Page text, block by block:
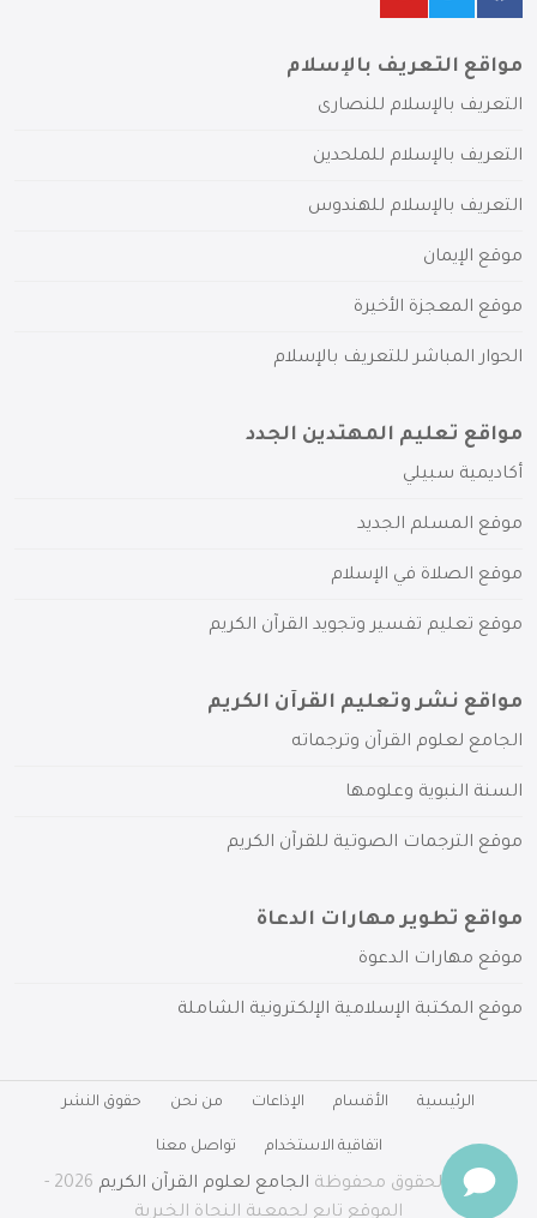
مواقع التعريف بالإسلام
التعريف بالإسلام للنصارى
التعريف بالإسلام للملحدين
التعريف بالإسلام للهندوس
موقع الإيمان
موقع المعجزة الأخيرة
الحوار المباشر للتعريف بالإسلام
مواقع تعليم المهتدين الجدد
أكاديمية سبيلي
موقع المسلم الجديد
موقع الصلاة في الإسلام
موقع تعليم تفسير وتجويد القرآن الكريم
مواقع نشر وتعليم القرآن الكريم
الجامع لعلوم القرآن وترجماته
السنة النبوية وعلومها
موقع الترجمات الصوتية للقرآن الكريم
مواقع تطوير مهارات الدعاة
موقع مهارات الدعوة
موقع المكتبة الإسلامية الإلكترونية الشاملة
الرئيسية الأقسام الإذاعات من نحن حقوق النشر
اتفاقية الاستخدام تواصل معنا
جميع الحقوق محفوظة الجامع لعلوم القرآن الكريم
2026 -
الموقع تابع لجمعية النجاة الخيرية